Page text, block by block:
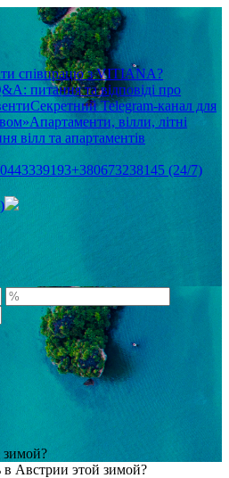
співпрацю з VITIANA?
питання та відповіді про
Секретний Telegram-канал для
Апартаменти, вілли, літні
вілл та апартаментів
+380673238145 (24/7)
зимой?
в Австрии этой зимой?